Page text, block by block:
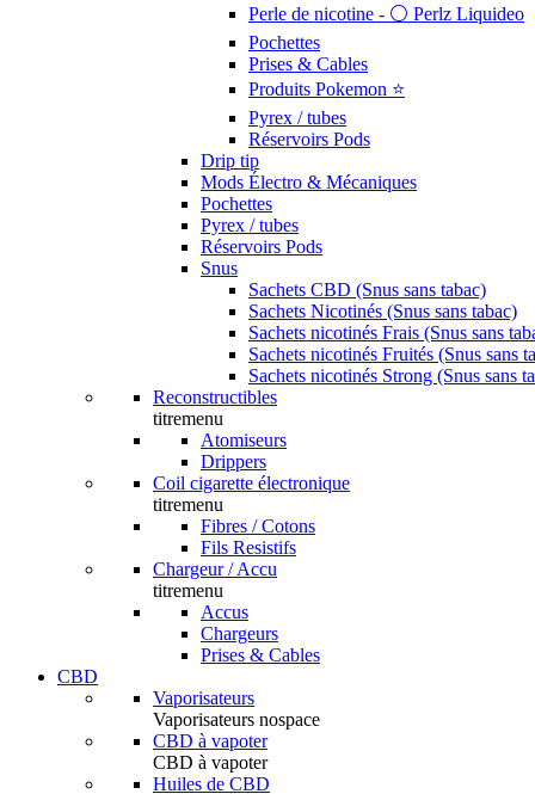
Perle de nicotine - ⚪️ Perlz Liquideo
Pochettes
Prises & Cables
Produits Pokemon ⭐️
Pyrex / tubes
Réservoirs Pods
Drip tip
Mods Électro & Mécaniques
Pochettes
Pyrex / tubes
Réservoirs Pods
Snus
Sachets CBD (Snus sans tabac)
Sachets Nicotinés (Snus sans tabac)
Sachets nicotinés Frais (Snus sans
Sachets nicotinés Fruités (Snus sans
Sachets nicotinés Strong (Snus sans
Reconstructibles
titremenu
Atomiseurs
Drippers
Coil cigarette électronique
titremenu
Fibres / Cotons
Fils Resistifs
Chargeur / Accu
titremenu
Accus
Chargeurs
Prises & Cables
CBD
Vaporisateurs
Vaporisateurs nospace
CBD à vapoter
CBD à vapoter
Huiles de CBD